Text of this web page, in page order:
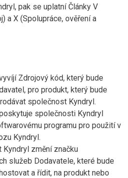
pak se uplatní Články V
a X (Spolupráce, ověření a
Zdrojový kód, který bude
pro produkt, který bude
společnost Kyndryl.
společnosti Kyndryl
programu pro použití v
Kyndryl.
Kyndryl změní značku
služeb Dodavatele, které bude
a řídit, na produkt nebo